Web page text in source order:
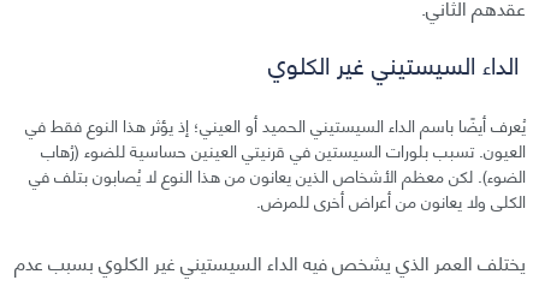
الداء السيستيني غير الكلوي
يُعرف أيضًا باسم الداء السيستيني الحميد أو العيني؛ إذ يؤثر هذا النوع فقط في
العيون. تسبب بلورات السيستين في قرنيتي العينين حساسية للضوء (رُهاب
الضوء). لكن معظم الأشخاص الذين يعانون من هذا النوع لا يُصابون بتلف في
الكلى ولا يعانون من أعراض أخرى للمرض.
يختلف العمر الذي يشخص فيه الداء السيستيني غير الكلوي بسبب عدم